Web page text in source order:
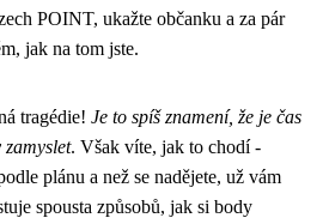
POINT, ukažte občanku a za pár
jak na tom jste.
tragédie! Je to spíš znamení, že je čas
zamyslet. Však víte, jak to chodí -
plánu a než se nadějete, už vám
spousta způsobů, jak si body